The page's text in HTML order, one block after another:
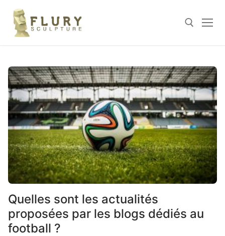
content
Search for:
Quelles sont les actualités
proposées par les blogs dédiés au
football ?